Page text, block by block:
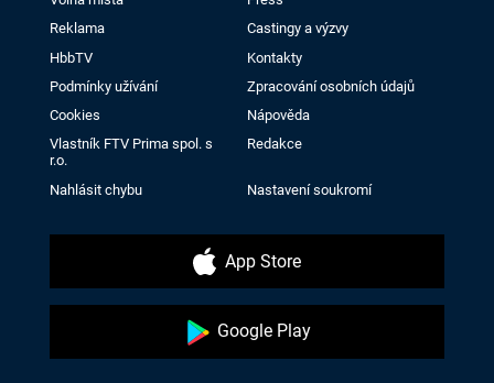
Reklama
Castingy a výzvy
HbbTV
Kontakty
Podmínky užívání
Zpracování osobních údajů
Cookies
Nápověda
Vlastník FTV Prima spol. s
r.o.
Redakce
Nahlásit chybu Nastavení soukromí
App Store
Google Play